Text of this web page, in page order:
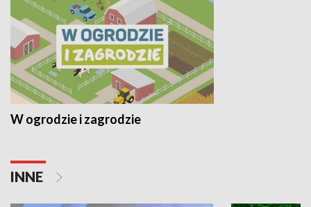
W ogrodzie i zagrodzie
INNE